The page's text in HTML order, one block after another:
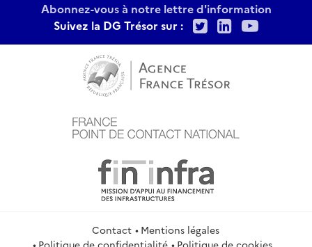
Abonnez-vous à notre lettre d'information
Suivez la DG Trésor sur :
TwitterLinkedIn
Contact
Mentions légales
Politique de confidentialité
Politique de cookies